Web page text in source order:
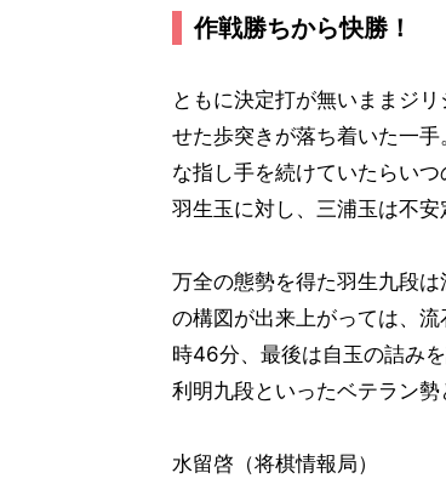
作戦勝ちから快勝！
ともに決定打が無いままジ
せた歩突きが落ち着いた一
な指し手を続けていたらい
羽生玉に対し、三浦玉は不安
万全の態勢を得た羽生九段
の構図が出来上がっては、
時46分、最後は自玉の詰み
利明九段といったベテラン勢
水留啓（将棋情報局）